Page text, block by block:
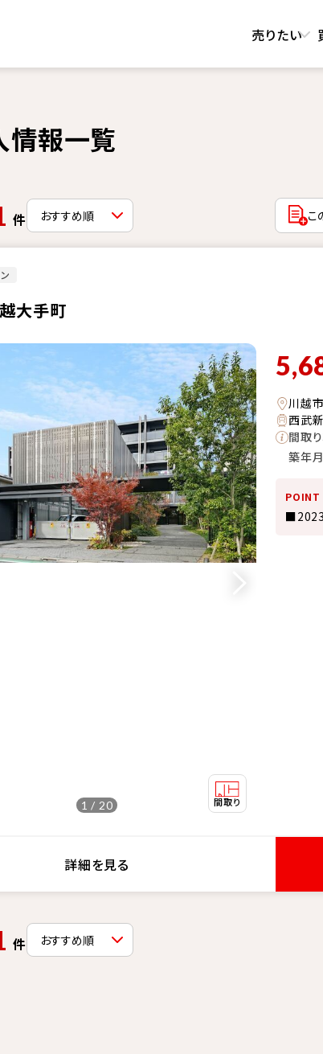
売りたい
情報一覧
件 こ
大手町
1 / 20
川越
西武
間取り
築年月
POINT
■2023
詳細を見る
件